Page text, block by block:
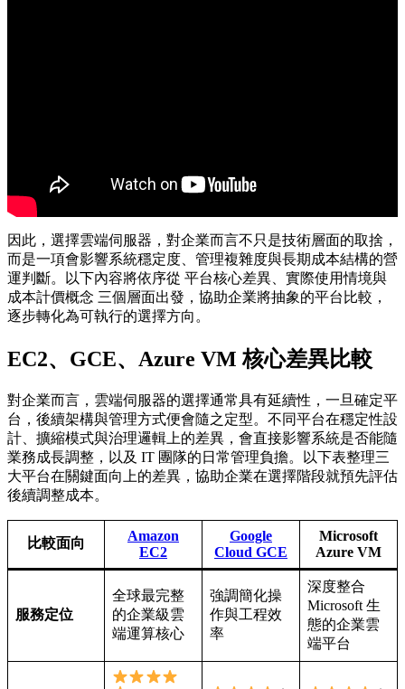
因此，選擇雲端伺服器，對企業而言不只是技術層面的取捨，
而是一項會影響系統穩定度、管理複雜度與長期成本結構的營
運判斷。以下內容將依序從 平台核心差異、實際使用情境與
成本計價概念 三個層面出發，協助企業將抽象的平台比較，
逐步轉化為可執行的選擇方向。
EC2、GCE、 Azure VM 核心差異比較
對企業而言，雲端伺服器的選擇通常具有延續性，一旦確定平
台，後續架構與管理方式便會隨之定型。不同平台在穩定性設
計、擴縮模式與治理邏輯上的差異，會直接影響系統是否能隨
業務成長調整，以及 IT 團隊的日常管理負擔。以下表整理三
大平台在關鍵面向上的差異，協助企業在選擇階段就預先評估
後續調整成本。
比較面向
Amazon
EC2
Google
Cloud GCE
Microsoft
Azure VM
服務定位
全球最完整
的企業級雲
端運算核心
強調簡化操
作與工程效
率
深度整合
Microsoft 生
態的企業雲
端平台